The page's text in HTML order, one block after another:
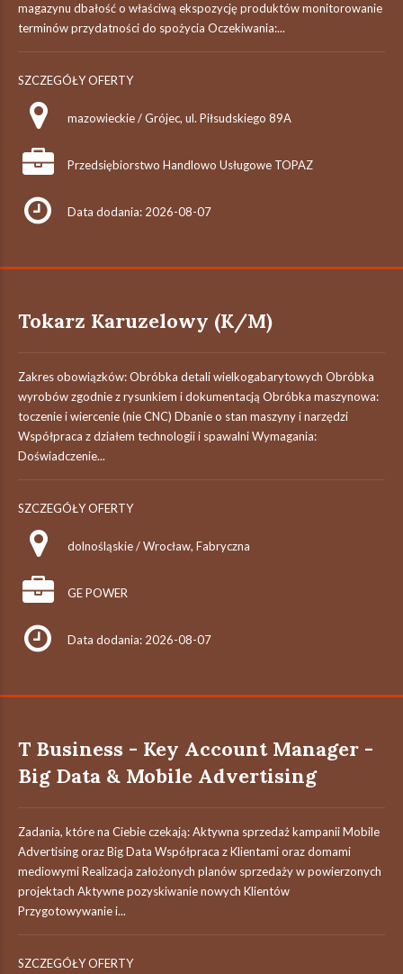
magazynu dbałość o właściwą ekspozycję produktów monitorowanie
terminów przydatności do spożycia Oczekiwania:...
SZCZEGÓŁY OFERTY
mazowieckie / Grójec, ul. Piłsudskiego 89A
Przedsiębiorstwo Handlowo Usługowe TOPAZ
Data dodania: 2026-08-07
Tokarz Karuzelowy (K/M)
Zakres obowiązków: Obróbka detali wielkogabarytowych Obróbka
wyrobów zgodnie z rysunkiem i dokumentacją Obróbka maszynowa:
toczenie i wiercenie (nie CNC) Dbanie o stan maszyny i narzędzi
Współpraca z działem technologii i spawalni Wymagania:
Doświadczenie...
SZCZEGÓŁY OFERTY
dolnośląskie / Wrocław, Fabryczna
GE POWER
Data dodania: 2026-08-07
T Business - Key Account Manager -
Big Data & Mobile Advertising
Zadania, które na Ciebie czekają: Aktywna sprzedaż kampanii Mobile
Advertising oraz Big Data Współpraca z Klientami oraz domami
mediowymi Realizacja założonych planów sprzedaży w powierzonych
projektach Aktywne pozyskiwanie nowych Klientów
Przygotowywanie i...
SZCZEGÓŁY OFERTY